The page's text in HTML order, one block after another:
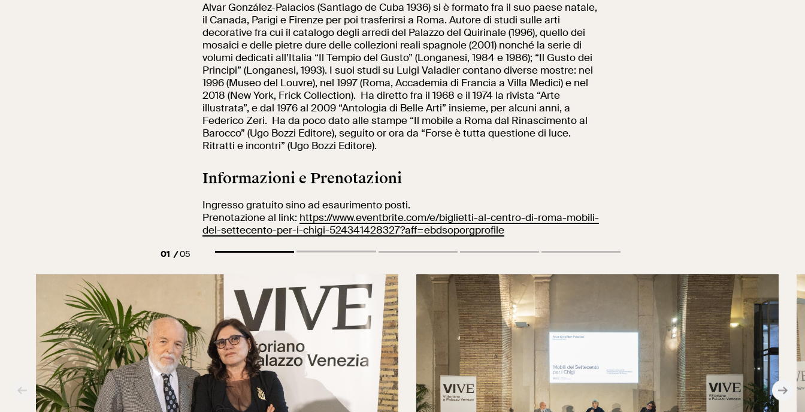
Alvar González-Palacios (Santiago de Cuba 1936) si è formato fra il suo paese natale,
il Canada, Parigi e Firenze per poi trasferirsi a Roma. Autore di studi sulle arti
decorative fra cui il catalogo degli arredi del Palazzo del Quirinale (1996), quello dei
mosaici e delle pietre dure delle collezioni reali spagnole (2001) nonché la serie di
volumi dedicati all’Italia “Il Tempio del Gusto” (Longanesi, 1984 e 1986); “Il Gusto dei
Principi” (Longanesi, 1993). I suoi studi su Luigi Valadier contano diverse mostre: nel
1996 (Museo del Louvre), nel 1997 (Roma, Accademia di Francia a Villa Medici) e nel
2018 (New York, Frick Collection). Ha diretto fra il 1968 e il 1974 la rivista “Arte
illustrata”, e dal 1976 al 2009 “Antologia di Belle Arti” insieme, per alcuni anni, a
Federico Zeri. Ha da poco dato alle stampe “Il mobile a Roma dal Rinascimento al
Barocco” (Ugo Bozzi Editore), seguito or ora da “Forse è tutta questione di luce.
Ritratti e incontri” (Ugo Bozzi Editore).
Informazioni e Prenotazioni
Ingresso gratuito sino ad esaurimento posti.
Prenotazione al link: https://www.eventbrite.com/e/biglietti-al-centro-di-roma-mobili-
del-settecento-per-i-chigi-524341428327?aff=ebdsoporgprofile
01 05